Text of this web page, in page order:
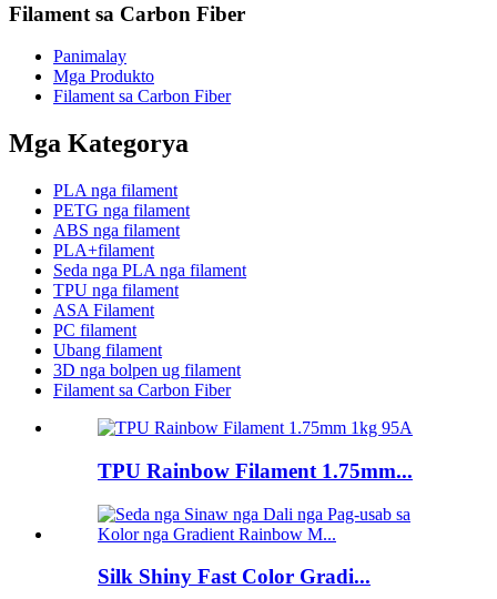
Filament sa Carbon Fiber
Panimalay
Mga Produkto
Filament sa Carbon Fiber
Mga Kategorya
PLA nga filament
PETG nga filament
ABS nga filament
PLA+filament
Seda nga PLA nga filament
TPU nga filament
ASA Filament
PC filament
Ubang filament
3D nga bolpen ug filament
Filament sa Carbon Fiber
TPU Rainbow Filament 1.75mm...
Silk Shiny Fast Color Gradi...